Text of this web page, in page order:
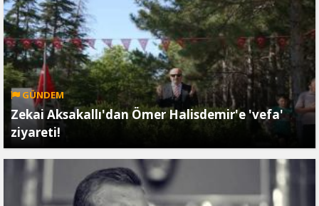
GÜNDEM
Zekai Aksakallı'dan Ömer Halisdemir'e 'vefa'
ziyareti!